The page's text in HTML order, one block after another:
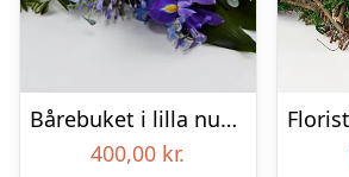
Bårebuket i lilla nuancer – Blomster til begravelse
400,00 kr.